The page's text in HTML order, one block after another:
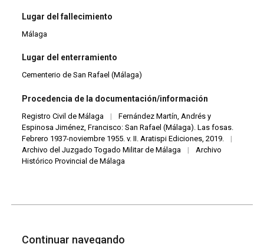
Lugar del fallecimiento
Málaga
Lugar del enterramiento
Cementerio de San Rafael (Málaga)
Procedencia de la documentación/información
Registro Civil de Málaga |
Fernández Martín, Andrés y
Espinosa Jiménez, Francisco: San Rafael (Málaga). Las fosas.
Febrero 1937-noviembre 1955. v. II. Aratispi Ediciones, 2019.
|
Archivo del Juzgado Togado Militar de Málaga
|
Archivo
Histórico Provincial de Málaga
Continuar navegando